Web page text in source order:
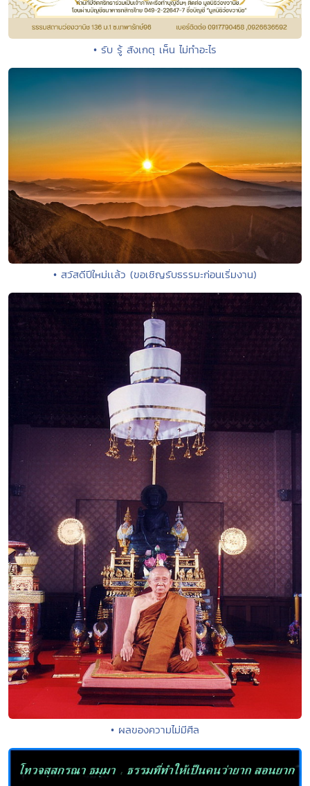
• รับ รู้ สังเกตุ เห็น ไม่ทำอะไร
• สวัสดีปีใหม่เเล้ว (ขอเชิญรับธรรมะก่อนเริ่มงาน)
• ผลของความไม่มีศีล